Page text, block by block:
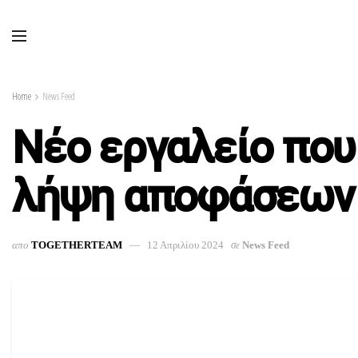
Home News Feed
Nέο εργαλείο
λήψη αποφάσεων
απο TOGETHERTEAM 12 Απριλίου 2024 σε News Feed